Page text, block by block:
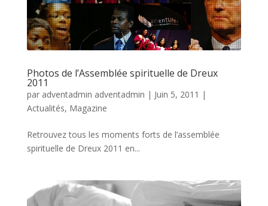
Photos de l’Assemblée spirituelle de Dreux
2011
par adventadmin adventadmin | Juin 5, 2011 |
Actualités, Magazine
Retrouvez tous les moments forts de l’assemblée
spirituelle de Dreux 2011 en...